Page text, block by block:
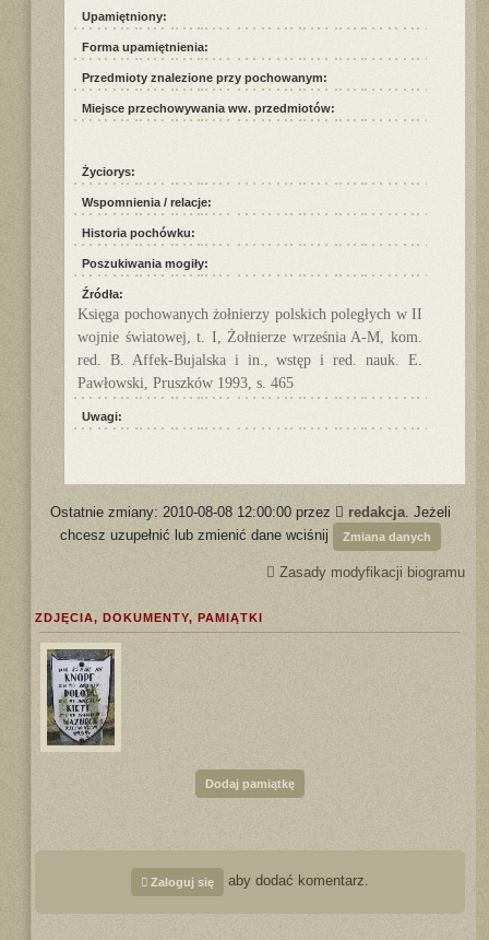
Upamiętniony:
Forma upamiętnienia:
Przedmioty znalezione przy pochowanym:
Miejsce przechowywania ww. przedmiotów:
Życiorys:
Wspomnienia / relacje:
Historia pochówku:
Poszukiwania mogiły:
Źródła:
Księga pochowanych żołnierzy polskich poległych w II
wojnie światowej, t. I, Żołnierze września A-M, kom.
red. B. Affek-Bujalska i in., wstęp i red. nauk. E.
Pawłowski, Pruszków 1993, s. 465
Uwagi:
Ostatnie zmiany: 2010-08-08 12:00:00 przez redakcja. Jeżeli
chcesz uzupełnić lub zmienić dane wciśnij
Zmiana danych
Zasady modyfikacji biogramu
ZDJĘCIA, DOKUMENTY, PAMIĄTKI
Dodaj pamiątkę
Zaloguj się aby dodać komentarz.